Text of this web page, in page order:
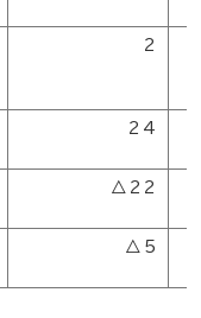
2
24
△22
△5